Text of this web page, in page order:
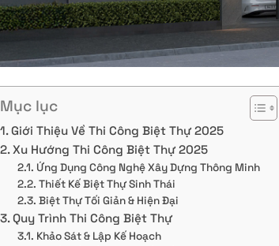
Mục lục
Giới Thiệu Về Thi Công Biệt Thự 2025
Xu Hướng Thi Công Biệt Thự 2025
Ứng Dụng Công Nghệ Xây Dựng Thông Minh
Thiết Kế Biệt Thự Sinh Thái
Biệt Thự Tối Giản & Hiện Đại
Quy Trình Thi Công Biệt Thự
Khảo Sát & Lập Kế Hoạch